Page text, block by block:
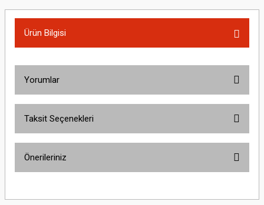
Ürün Bilgisi
Yorumlar
Taksit Seçenekleri
Önerileriniz
yetersiz gördüğünüz noktaları öneri formunu kullanarak tarafımıza